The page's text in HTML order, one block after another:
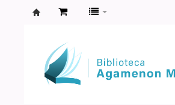
Agamenon
Magalhães